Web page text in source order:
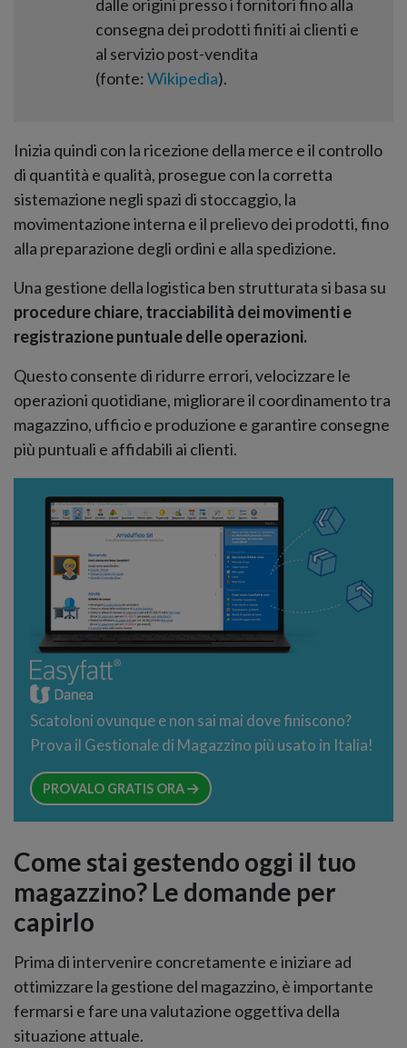
dalle origini presso i fornitori fino alla
consegna dei prodotti finiti ai clienti e
al servizio post-vendita
(fonte:Wikipedia).
Inizia quindi con la ricezione della merce e il controllo
di quantità e qualità, prosegue con la corretta
sistemazione negli spazi di stoccaggio, la
movimentazione interna e il prelievo dei prodotti, fino
alla preparazione degli ordini e alla spedizione.
Una gestione della logistica ben strutturata si basa su
procedure chiare, tracciabilità dei movimenti e
registrazione puntuale delle operazioni.
Questo consente di ridurre errori, velocizzare le
operazioni quotidiane, migliorare il coordinamento tra
magazzino, ufficio e produzione e garantire consegne
più puntuali e affidabili ai clienti.
Scatoloni ovunque e non sai mai dove finiscono?
Prova il Gestionale di Magazzino più usato in Italia!
PROVALO GRATIS ORA
Come stai gestendo oggi il tuo
magazzino? Le domande per
capirlo
Prima di intervenire concretamente e iniziare ad
ottimizzare la gestione del magazzino, è importante
fermarsi e fare una valutazione oggettiva della
situazione attuale.